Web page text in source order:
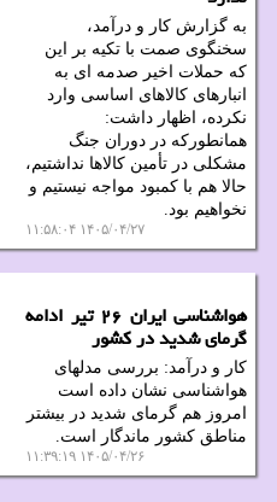
به گزارش کار و درآمد،
سخنگوی صمت با تکیه بر این
که حملات اخیر صدمه ای به
انبارهای کالاهای اساسی وارد
نکرده، اظهار داشت:
همانطورکه در دوران جنگ
مشکلی در تأمین کالاها نداشتیم،
حالا هم با کمبود مواجه نیستیم و
نخواهیم بود.
۱۴۰۵/۰۴/۲۷ ۱۱:۵۸:۰۴
هواشناسی ایران ۲۶ تیر ادامه
گرمای شدید در کشور
کار و درآمد: بررسی مدلهای
هواشناسی نشان داده است
امروز هم گرمای شدید در بیشتر
مناطق کشور ماندگار است.
۱۴۰۵/۰۴/۲۶ ۱۱:۳۹:۱۹